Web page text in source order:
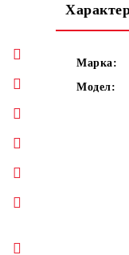
Марка:
Модел: